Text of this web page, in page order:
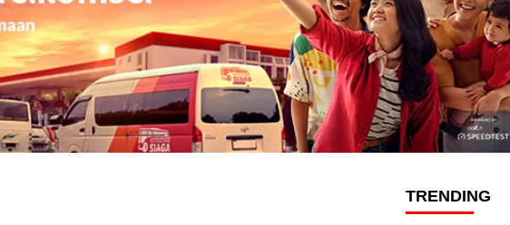
TRENDING